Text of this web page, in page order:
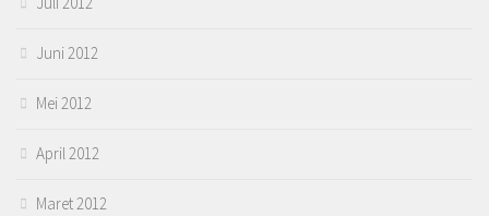
Juni 2012
Mei 2012
April 2012
Maret 2012